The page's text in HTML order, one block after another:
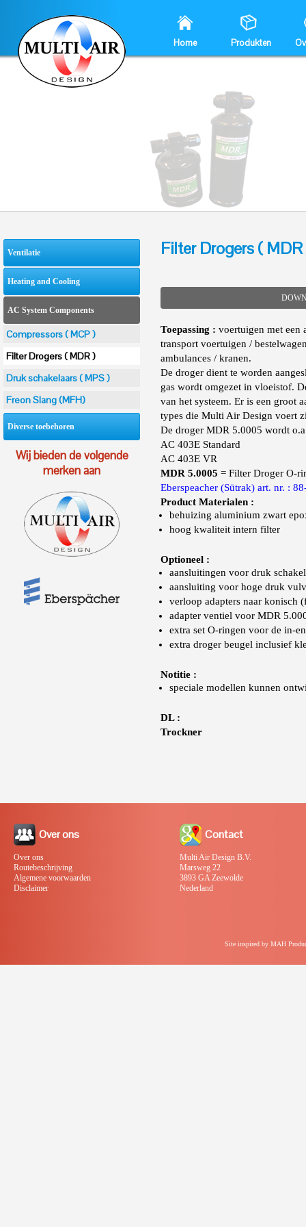
Home Produkten
Ventilatie
Heating and Cooling
AC System Components
Compressors ( MCP )
Filter Drogers ( MDR )
Druk schakelaars ( MPS )
Freon Slang (MFH)
Diverse toebehoren
Wij bieden de volgende
merken aan
Filter Drogers ( MDR
Toepassing : voertuigen met een
transport voertuigen /
ambulances / kranen.
De droger dient te worden
gas wordt omgezet in vloeistof.
van het systeem. Er is een groot
types die Multi Air Design voert
De droger MDR 5.0005 wordt
AC 403E Standard
AC 403E VR
MDR 5.0005 = Filter Droger O-
Eberspeacher (Sütrak) art. nr. :
Product Materialen :
behuizing aluminium zwart
hoog kwaliteit intern filter
Optioneel :
aansluitingen voor druk
aansluiting voor hoge druk
verloop adapters naar konisch
adapter ventiel voor MDR
extra set O-ringen voor de in-
extra droger beugel inclusief
Notitie :
speciale modellen kunnen
DL :
Trockner
Over ons
Over ons
Routebeschrijving
Algemene voorwaarden
Disclaimer
Contact
Multi Air Design B.V.
Marsweg 22
3893 GA Zeewolde
Nederland
Site inspired by MAH